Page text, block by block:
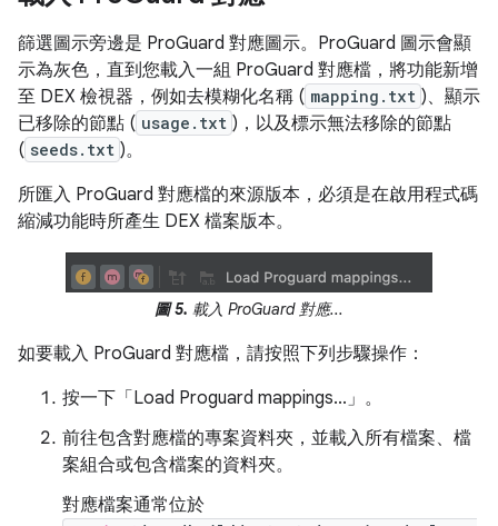
篩選圖示旁邊是 ProGuard 對應圖示。ProGuard 圖示會顯
示為灰色，直到您載入一組 ProGuard 對應檔，將功能新增
至 DEX 檢視器，例如去模糊化名稱 ( mapping.txt )、顯示
已移除的節點 ( usage.txt )，以及標示無法移除的節點
( seeds.txt )。
所匯入 ProGuard 對應檔的來源版本，必須是在啟用程式碼
縮減功能時所產生 DEX 檔案版本。
圖 5. 載入 ProGuard 對應...
如要載入 ProGuard 對應檔，請按照下列步驟操作：
按一下「Load Proguard mappings...」 。
前往包含對應檔的專案資料夾，並載入所有檔案、檔
案組合或包含檔案的資料夾。
對應檔案通常位於